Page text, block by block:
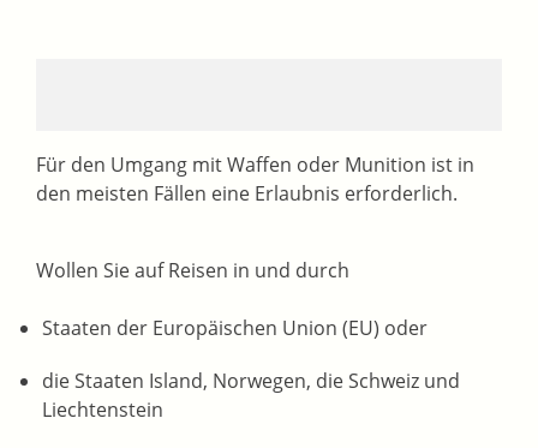
Für den Umgang mit Waffen oder Munition ist in
den meisten Fällen eine Erlaubnis erforderlich.
Wollen Sie auf Reisen in und durch
Staaten der Europäischen Union (EU) oder
die Staaten Island, Norwegen, die Schweiz und
Liechtenstein